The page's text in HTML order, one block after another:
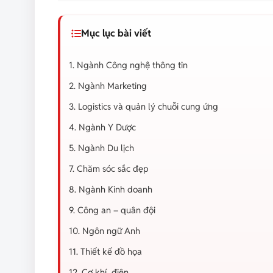
Mục lục bài viết
1. Ngành Công nghệ thông tin
2. Ngành Marketing
3. Logistics và quản lý chuỗi cung ứng
4. Ngành Y Dược
5. Ngành Du lịch
7. Chăm sóc sắc đẹp
8. Ngành Kinh doanh
9. Công an – quân đội
10. Ngôn ngữ Anh
11. Thiết kế đồ họa